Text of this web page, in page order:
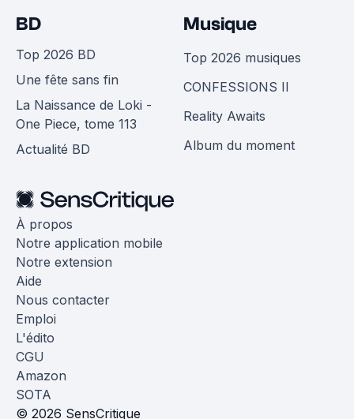
BD
Top 2026 BD
Une fête sans fin
La Naissance de Loki -
One Piece, tome 113
Actualité BD
Musique
Top 2026 musiques
CONFESSIONS II
Reality Awaits
Album du moment
À propos
Notre application mobile
Notre extension
Aide
Nous contacter
Emploi
L'édito
CGU
Amazon
SOTA
© 2026 SensCritique